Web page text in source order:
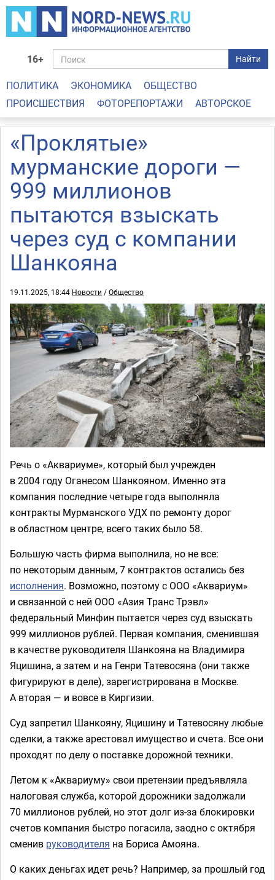
16+ Найти
ПОЛИТИКА ЭКОНОМИКА
ОБЩЕСТВО
ПРОИСШЕСТВИЯ
ФОТОРЕПОРТАЖИ АВТОРСКОЕ
«Проклятые»
мурманские дороги —
999 миллионов
пытаются взыскать
через суд с компании
Шанкояна
19.11.2025, 18:44 Новости /Общество
Речь о «Аквариуме», который был учрежден
в 2004 году Оганесом Шанкояном. Именно эта
компания последние четыре года выполняла
контракты Мурманского УДХ по ремонту дорог
в областном центре, всего таких было 58.
Большую часть фирма выполнила, но не все:
по некоторым данным, 7 контрактов остались без
исполнения. Возможно, поэтому с ООО «Аквариум»
и связанной с ней ООО «Азия Транс Трэвл»
федеральный Минфин пытается через суд взыскать
999 миллионов рублей. Первая компания, сменившая
в качестве руководителя Шанкояна на Владимира
Яцишина, а затем и на Генри Татевосяна (они также
фигурируют в деле), зарегистрирована в Москве.
А вторая — и вовсе в Киргизии.
Суд запретил Шанкояну, Яцишину и Татевосяну любые
сделки, а также арестовал имущество и счета. Все они
проходят по делу о поставке дорожной техники.
Летом к «Аквариуму» свои претензии предъявляла
налоговая служба, которой дорожники задолжали
70 миллионов рублей, но этот долг из-за блокировки
счетов компания быстро погасила, заодно с октября
сменив руководителя на Бориса Амояна.
О каких деньгах идет речь? Например, за прошлый год